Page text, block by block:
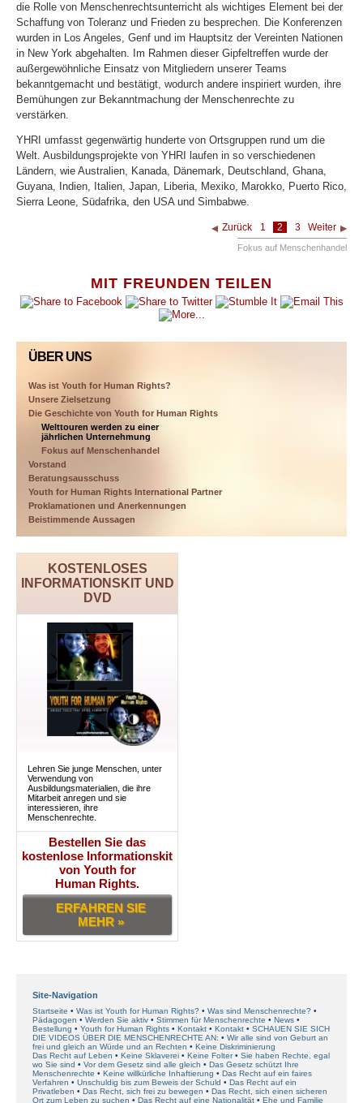
MIT FREUNDEN TEILEN
ÜBER UNS
Was ist Youth for Human Rights?
Unsere Zielsetzung
Die Geschichte von Youth for Human Rights
Welttouren werden zu einer
jährlichen Unternehmung
Fokus auf Menschenhandel
Vorstand
Beratungsausschuss
Youth for Human Rights International Partner
Proklamationen und Anerkennungen
Beistimmende Aussagen
KOSTENLOSES
INFORMATIONSKIT UND
DVD
Lehren Sie junge Menschen, unter
Verwendung von
Ausbildungsmaterialien, die ihre
Mitarbeit anregen und sie
interessieren, ihre
Menschenrechte.
Bestellen Sie das
kostenlose Informationskit
von Youth for
Human Rights.
ERFAHREN SIE
MEHR »
die Rolle von Menschenrechtsunterricht als wichtiges Element bei der
Schaffung von Toleranz und Frieden zu besprechen. Die Konferenzen
wurden in Los Angeles, Genf und im Hauptsitz der Vereinten Nationen
in New York abgehalten. Im Rahmen dieser Gipfeltreffen wurde der
außergewöhnliche Einsatz von Mitgliedern unserer Teams
bekanntgemacht und bestätigt, wodurch andere inspiriert wurden, ihre
Bemühungen zur Bekanntmachung der Menschenrechte zu
verstärken.
YHRI umfasst gegenwärtig hunderte von Ortsgruppen rund um die
Welt. Ausbildungsprojekte von YHRI laufen in so verschiedenen
Ländern, wie Australien, Kanada, Dänemark, Deutschland, Ghana,
Guyana, Indien, Italien, Japan, Liberia, Mexiko, Marokko, Puerto Rico,
Sierra Leone, Südafrika, den USA und Simbabwe.
Zurück 1 2 3 Weiter
Fokus auf Menschenhandel
Site-Navigation
Startseite Was ist Youth for Human Rights?
Was sind Menschenrechte?
Pädagogen
Werden Sie aktiv Stimmen für Menschenrechte
News
Bestellung
Youth for Human Rights Kontakt Kontakt
SCHAUEN SIE SICH
DIE VIDEOS ÜBER DIE MENSCHENRECHTE AN:
Wir alle sind von Geburt an
frei und gleich an Würde und an Rechten
Keine Diskriminierung
Das Recht auf Leben
Keine Sklaverei Keine Folter
Sie haben Rechte, egal
wo Sie sind
Vor dem Gesetz sind alle gleich
Das Gesetz schützt Ihre
Menschenrechte
Keine willkürliche Inhaftierung
Das Recht auf ein faires
Verfahren
Unschuldig bis zum Beweis der Schuld
Das Recht auf ein
Privatleben
Das Recht, sich frei zu bewegen
Das Recht, sich einen sicheren
Ort zum Leben zu suchen
Das Recht auf eine Nationalität Ehe und Familie